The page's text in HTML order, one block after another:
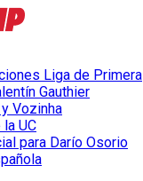
Liga de Primera
Gauthier
Vozinha
UC
para Darío Osorio